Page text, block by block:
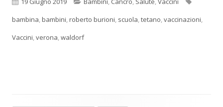
bambina,bambini,roberto burioni, scuola,tetano,vaccinazioni,
Vaccini,verona,waldorf